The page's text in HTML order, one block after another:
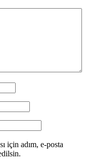
için adım, e-posta